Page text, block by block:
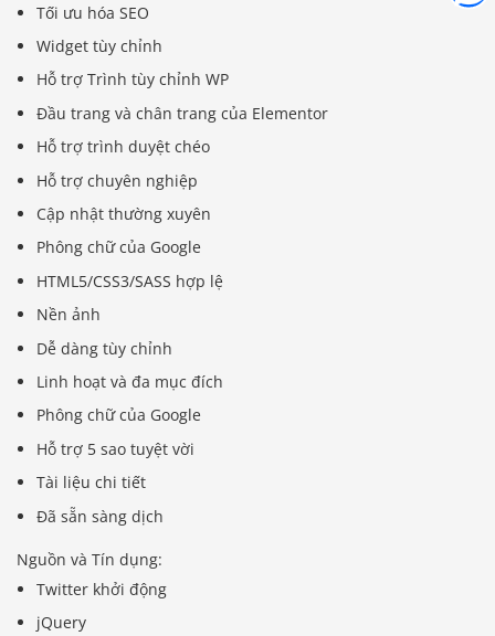
Tối ưu hóa SEO
Widget tùy chỉnh
Hỗ trợ Trình tùy chỉnh WP
Đầu trang và chân trang của Elementor
Hỗ trợ trình duyệt chéo
Hỗ trợ chuyên nghiệp
Cập nhật thường xuyên
Phông chữ của Google
HTML5/CSS3/SASS hợp lệ
Nền ảnh
Dễ dàng tùy chỉnh
Linh hoạt và đa mục đích
Phông chữ của Google
Hỗ trợ 5 sao tuyệt vời
Tài liệu chi tiết
Đã sẵn sàng dịch
Nguồn và Tín dụng:
Twitter khởi động
jQuery